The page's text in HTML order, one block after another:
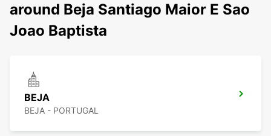
around Beja Santiago Maior E Sao
Joao Baptista
BEJA
BEJA - PORTUGAL